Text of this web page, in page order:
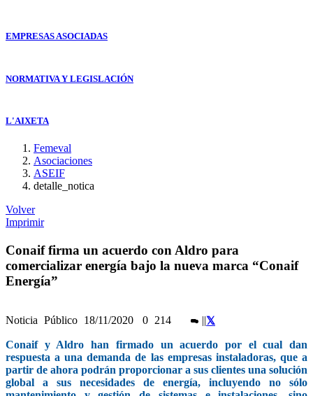
EMPRESAS ASOCIADAS
NORMATIVA Y LEGISLACIÓN
L'AIXETA
Femeval
Asociaciones
ASEIF
detalle_notica
Volver
Imprimir
Conaif firma un acuerdo con Aldro para
comercializar energía bajo la nueva marca “Conaif
Energía”
Noticia Público 18/11/2020 0 214 ||
Conaif y Aldro han firmado un acuerdo por el cual dan
respuesta a una demanda de las empresas instaladoras, que a
partir de ahora podrán proporcionar a sus clientes una solución
global a sus necesidades de energía, incluyendo no sólo